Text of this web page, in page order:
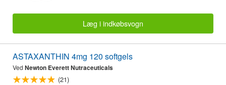
Læg i indkøbsvogn
ASTAXANTHIN 4mg 120 softgels
Ved Newton Everett Nutraceuticals
(21)